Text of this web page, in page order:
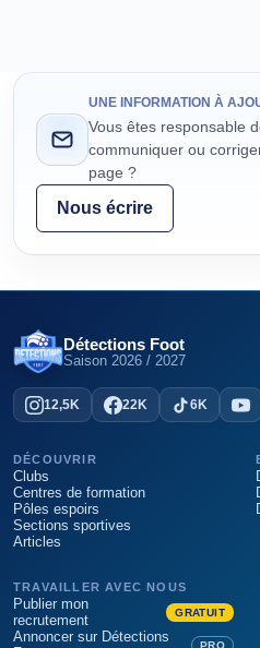
UNE INFORMATION À
Vous êtes responsable
communiquer ou
page ?
Nous écrire
Détections Foot
Saison 2026 / 2027
12,5K 22K 6K
DÉCOUVRIR
Clubs
Centres de formation
Pôles espoirs
Sections sportives
Articles
TRAVAILLER AVEC NOUS
Publier mon
recrutement
GRATUIT
Annoncer sur Détections
PRO